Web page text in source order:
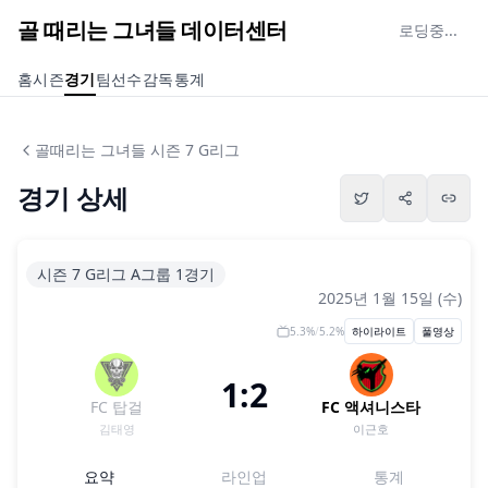
골 때리는 그녀들 데이터센터 로딩중...
홈시즌경기팀선수감독통계
골때리는 그녀들 시즌 7 G리그
경기 상세
시즌 7 G리그 A그룹 1경기
2025년 1월 15일 (수)
5.3%/5.2% 하이라이트 풀영상
FC 탑걸
김태영
1:2 FC 액셔니스타
이근호
요약 라인업 통계